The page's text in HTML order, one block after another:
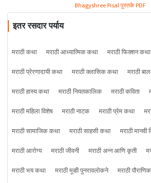
Bhagyshree Pisal पुस्तके PDF
इतर रसदार पर्याय
मराठी कथा मराठी आध्यात्मिक कथा
मराठी फिक्शन कथा
मराठी प्रेरणादायी कथा
मराठी क्लासिक कथा
मराठी
मराठी हास्य कथा
मराठी नियतकालिक मराठी कविता
मराठी महिला विशेष
मराठी नाटक मराठी प्रेम कथा
मराठी सामाजिक कथा
मराठी साहसी कथा मराठी मानवी
मराठी आरोग्य
मराठी जीवनी मराठी अन्न आणि कृती
मराठी भय कथा
मराठी मूव्ही पुनरावलोकने
मराठी